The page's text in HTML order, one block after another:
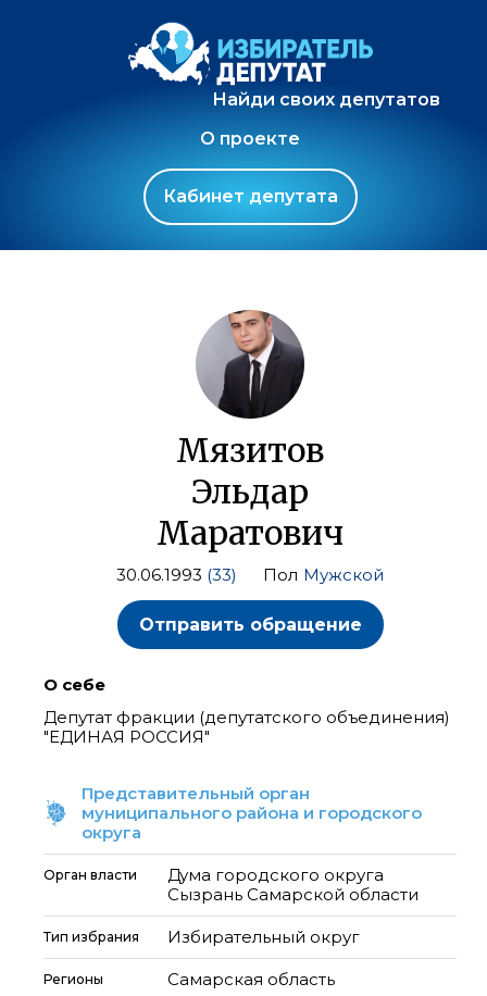
Найди своих депутатов
О проекте
Кабинет депутата
Мязитов
Эльдар
Маратович
30.06.1993 (33) Пол Мужской
Отправить обращение
О себе
Депутат фракции (депутатского объединения)
"ЕДИНАЯ РОССИЯ"
Представительный орган
муниципального района и городского
округа
Орган власти
Дума городского округа
Сызрань Самарской области
Тип избрания Избирательный округ
Регионы Самарская область